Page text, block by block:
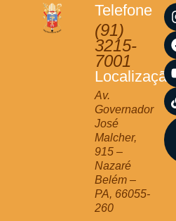
Telefone
(91)
3215-
7001
Localização
Av.
Governador
José
Malcher,
915 –
Nazaré
Belém –
PA, 66055-
260